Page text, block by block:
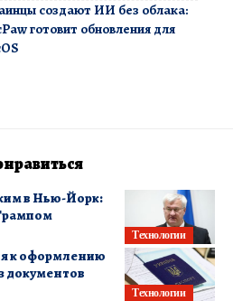
создают ИИ без облака:
готовит обновления для
Технологии
в Нью-Йорк:
Технологии
к оформлению
документов